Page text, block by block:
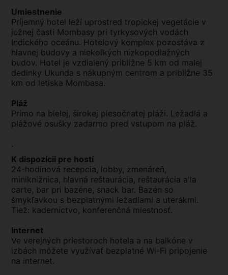
Umiestnenie
Príjemný hotel leží uprostred tropickej vegetácie v
južnej časti Mombasy pri tyrkysových vodách
Indického oceánu. Hotelový komplex pozostáva z
hlavnej budovy a niekoľkých nízkopodlažných
budov. Hotel je vzdialený približne 5 km od malej
dedinky Ukunda s nákupným centrom a približne 35
km od letiska Mombasa.
Pláž
Prímo na bielej, širokej piesočnatej pláži. Ležadlá a
plážové osušky zadarmo pred vstupom na pláž.
.
K dispozícii pre hostí
24-hodinová recepcia, lobby, zmenáreň,
miniknižnica, hlavná reštaurácia, reštaurácia a'la
carte, bar pri bazéne, snack bar. Bazén so
šmykľavkou s bezplatnými ležadlami a uterákmi.
Tiež: kaderníctvo, konferenčná miestnosť.
Internet
Ve verejných priestoroch hotela a na balkóne v
izbách môžete využívať bezplatné Wi-Fi pripojenie
na internet.